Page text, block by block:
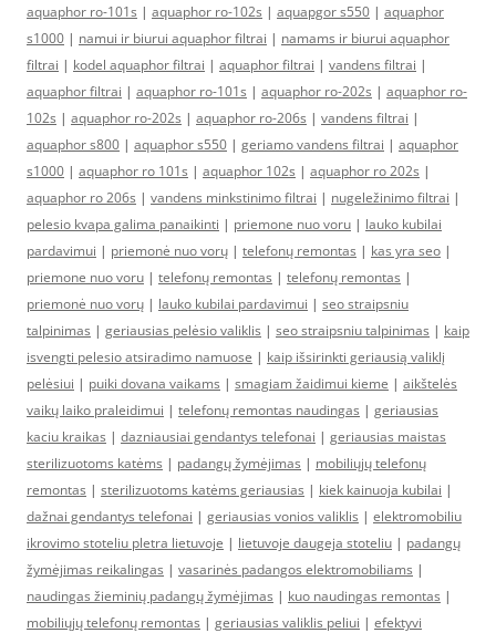
aquaphor ro-101s | aquaphor ro-102s | aquapgor s550 | aquaphor
s1000 | namui ir biurui aquaphor filtrai | namams ir biurui aquaphor
filtrai | kodel aquaphor filtrai | aquaphor filtrai | vandens filtrai |
aquaphor filtrai | aquaphor ro-101s | aquaphor ro-202s | aquaphor ro-
102s | aquaphor ro-202s | aquaphor ro-206s | vandens filtrai |
aquaphor s800 | aquaphor s550 | geriamo vandens filtrai | aquaphor
s1000 | aquaphor ro 101s | aquaphor 102s | aquaphor ro 202s |
aquaphor ro 206s | vandens minkstinimo filtrai | nugeležinimo filtrai |
pelesio kvapa galima panaikinti | priemone nuo voru | lauko kubilai
pardavimui | priemonė nuo vorų | telefonų remontas | kas yra seo |
priemone nuo voru | telefonų remontas | telefonų remontas |
priemonė nuo vorų | lauko kubilai pardavimui | seo straipsniu
talpinimas | geriausias pelėsio valiklis | seo straipsniu talpinimas | kaip
isvengti pelesio atsiradimo namuose | kaip išsirinkti geriausią valiklį
pelėsiui | puiki dovana vaikams | smagiam žaidimui kieme | aikštelės
vaikų laiko praleidimui | telefonų remontas naudingas | geriausias
kaciu kraikas | dazniausiai gendantys telefonai | geriausias maistas
sterilizuotoms katėms | padangų žymėjimas | mobiliųjų telefonų
remontas | sterilizuotoms katėms geriausias | kiek kainuoja kubilai |
dažnai gendantys telefonai | geriausias vonios valiklis | elektromobiliu
ikrovimo stoteliu pletra lietuvoje | lietuvoje daugeja stoteliu | padangų
žymėjimas reikalingas | vasarinės padangos elektromobiliams |
naudingas žieminių padangų žymėjimas | kuo naudingas remontas |
mobiliųjų telefonų remontas | geriausias valiklis peliui | efektyvi